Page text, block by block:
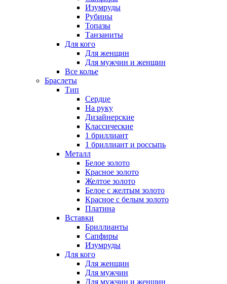
Изумруды
Рубины
Топазы
Танзаниты
Для кого
Для женщин
Для мужчин и женщин
Все колье
Браслеты
Тип
Сердце
На руку
Дизайнерские
Классические
1 бриллиант
1 бриллиант и россыпь
Металл
Белое золото
Красное золото
Желтое золото
Белое с желтым золото
Красное с белым золото
Платина
Вставки
Бриллианты
Сапфиры
Изумруды
Для кого
Для женщин
Для мужчин
Для мужчин и женщин